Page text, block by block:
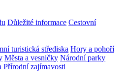
Důležité informace Cestovní
turistická střediska Hory a pohoří
Města a vesničky Národní parky
Přírodní zajímavosti